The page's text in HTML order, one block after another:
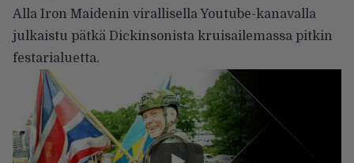
Alla Iron Maidenin virallisella Youtube-kanavalla
julkaistu pätkä Dickinsonista kruisailemassa pitkin
festarialuetta.